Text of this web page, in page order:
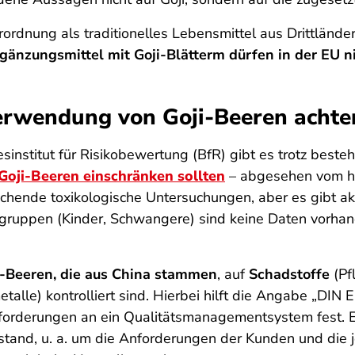
als traditionelles Lebensmittel aus
mit Goji-Blätterm dürfen in der EU
von Goji-Beeren
für Risikobewertung (BfR) gibt es trotz
Beeren einschränken sollten – abgesehen vom
toxikologische Untersuchungen, aber es gibt
(Kinder, Schwangere) sind keine Daten
Beeren, die aus China stammen, auf Schadstoffe
kontrolliert sind. Hierbei hilft die Angabe „DIN
an ein Qualitätsmanagementsystem
u. a. um die Anforderungen der Kunden und